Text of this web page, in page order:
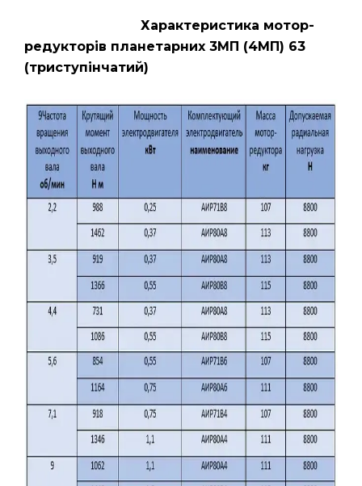
Характеристика мотор-
редукторів планетарних 3МП (4МП) 63
(триступінчатий)